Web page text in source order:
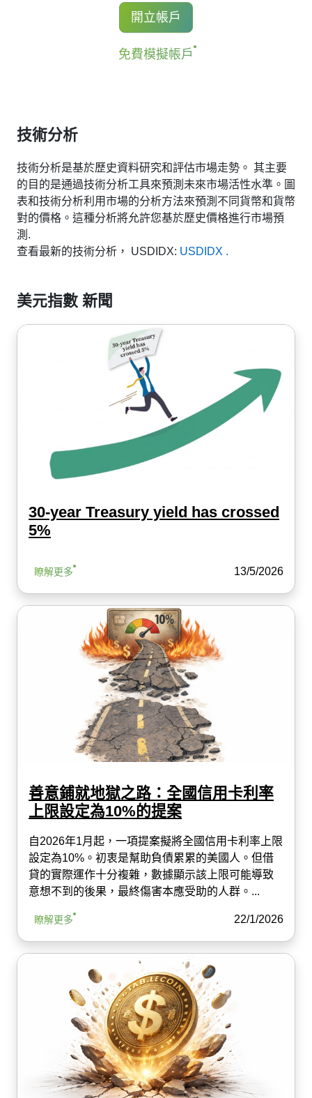
開立帳戶
免費模擬帳戶
技術分析
技術分析是基於歷史資料研究和評估市場走勢。 其主要
的目的是通過技術分析工具來預測未來市場活性水準。圖
表和技術分析利用市場的分析方法來預測不同貨幣和貨幣
對的價格。這種分析將允許您基於歷史價格進行市場預
測.
查看最新的技術分析， USDIDX: USDIDX .
美元指數 新聞
30-year Treasury yield has crossed
5%
瞭解更多 13/5/2026
善意鋪就地獄之路：全國信用卡利率
上限設定為10%的提案
自2026年1月起，一項提案擬將全國信用卡利率上限
設定為10%。初衷是幫助負債累累的美國人。但借
貸的實際運作十分複雜，數據顯示該上限可能導致
意想不到的後果，最終傷害本應受助的人群。...
瞭解更多 22/1/2026